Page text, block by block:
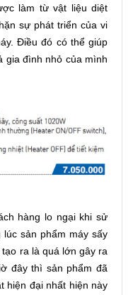
làm từ vật liệu diệt
sự phát triển của vi
Điều đó có thể giúp
gia đình nhỏ của mình
hàng lo ngại khi sử
sản phẩm máy sấy
ra là quá lớn gây ra
đây thì sản phẩm đã
hiện đại nhất hiện này